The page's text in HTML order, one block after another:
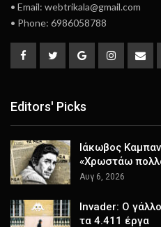
• Email: webtrikala@gmail.com
• Phone: 6986058788
Editors' Picks
Ιάκωβος
«Χρωστάω
Αυγ 6, 2026
Invader: Ο
τα 4.411 έργα